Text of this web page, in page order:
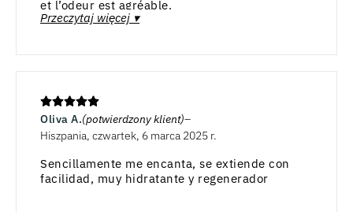
et l’odeur est agréable.
Przeczytaj więcej ▾
Oliva A.(potwierdzony klient)
Hiszpania, czwartek, 6 marca 2025 r.
Sencillamente me encanta, se extiende con
facilidad, muy hidratante y regenerador